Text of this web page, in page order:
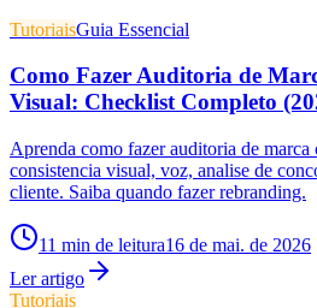
TutoriaisGuia Essencial
Como Fazer Auditoria de
Visual: Checklist Completo
Aprenda como fazer auditoria de
consistencia visual, voz, analise de
cliente. Saiba quando fazer rebranding.
11 min de leitura16 de mai. de 2026
Ler artigo
Tutoriais